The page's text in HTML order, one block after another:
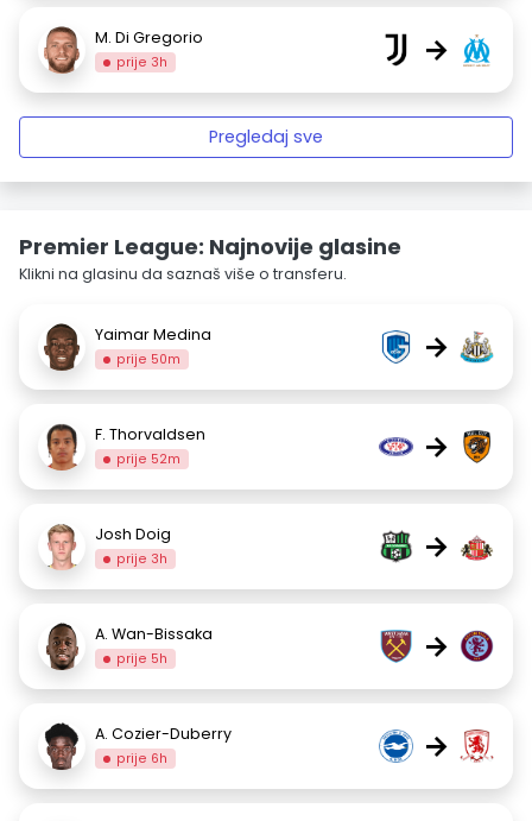
M. Di Gregorio
prije 3h →
Pregledaj sve
Premier League: Najnovije glasine
Klikni na glasinu da saznaš više o transferu.
Yaimar Medina
prije 50m →
F. Thorvaldsen
prije 52m →
Josh Doig
prije 3h →
A. Wan-Bissaka
prije 5h →
A. Cozier-Duberry
prije 6h →